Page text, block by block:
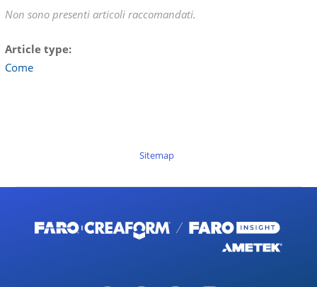
Non sono presenti articoli raccomandati.
Article type
Come
Sitemap